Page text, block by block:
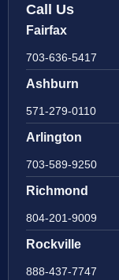
Call Us
Fairfax
703-636-5417
Ashburn
571-279-0110
Arlington
703-589-9250
Richmond
804-201-9009
Rockville
888-437-7747